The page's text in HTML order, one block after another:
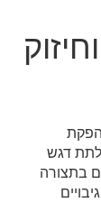
דגש
בתצורה